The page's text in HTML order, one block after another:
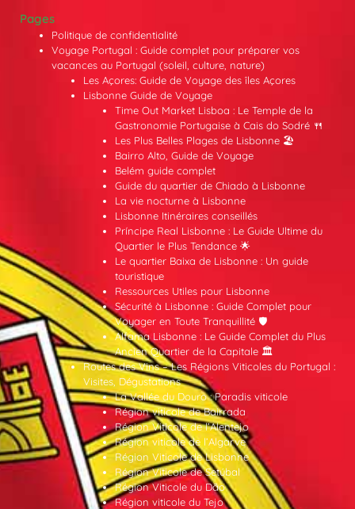
Pages
Politique de confidentialité
Voyage Portugal : Guide complet pour préparer vos
vacances au Portugal (soleil, culture, nature)
Les Açores: Guide de Voyage des îles Açores
Lisbonne Guide de Voyage
Time Out Market Lisboa : Le Temple de la
Gastronomie Portugaise à Cais do Sodré 🍴
Les Plus Belles Plages de Lisbonne 🏖️
Bairro Alto, Guide de Voyage
Belém guide complet
Guide du quartier de Chiado à Lisbonne
La vie nocturne à Lisbonne
Lisbonne Itinéraires conseillés
Príncipe Real Lisbonne : Le Guide Ultime du
Quartier le Plus Tendance 🌟
Le quartier Baixa de Lisbonne : Un guide
touristique
Ressources Utiles pour Lisbonne
Sécurité à Lisbonne : Guide Complet pour
Voyager en Toute Tranquillité 🛡️
Alfama Lisbonne : Le Guide Complet du Plus
Ancien Quartier de la Capitale 🏛️
Routes des Vins – Les Régions Viticoles du Portugal :
Visites, Dégustations
La Vallée du Douro : Paradis viticole
Région viticole de Bairrada
Région Viticole de l’Alentejo
Région viticole de l’Algarve
Région Viticole de Lisbonne
Région Viticole de Setúbal
Région Viticole du Dão
Région viticole du Tejo